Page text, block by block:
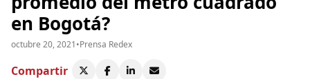
en Bogotá?
octubre 20, 2021•Prensa Redex
Compartir